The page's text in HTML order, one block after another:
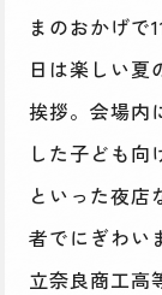
まのおかげで
日は楽しい夏
挨拶。会場内
した子ども向
といった夜店
者でにぎわい
立奈良商工高